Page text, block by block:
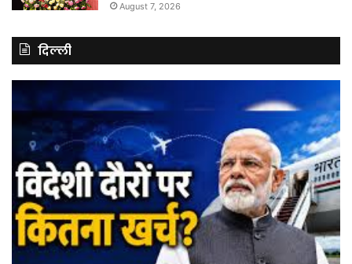
August 7, 2026
दिल्ली